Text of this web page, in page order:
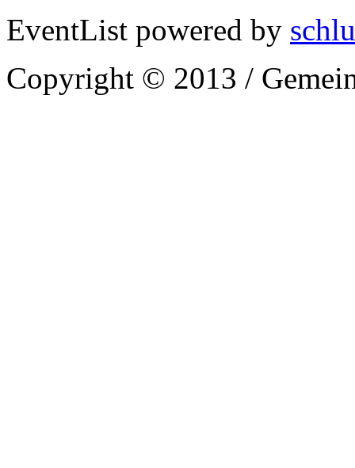
EventList powered by
Copyright © 2013 /